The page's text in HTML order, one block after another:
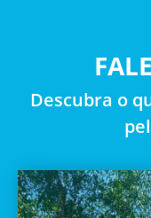
Descubra o